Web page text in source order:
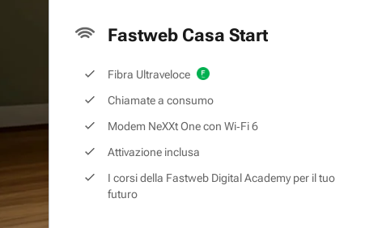
Fastweb Casa Start
Fibra Ultraveloce
Chiamate a consumo
Modem NeXXt One con Wi‑Fi 6
Attivazione inclusa
I corsi della Fastweb Digital Academy per il tuo
futuro